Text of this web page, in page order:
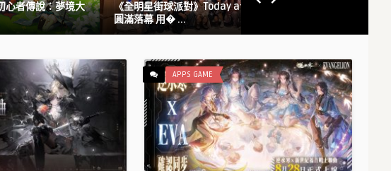
「漫
！BOOK☆WALKER「漫畫大賞博
場 精� ...
舉
辦
9th
Anniversary
～」
限
定
從
者
《FGO》繁中版舉辦「Fate/Grand
Order ～9th Anniversary～ ...
APPS GAME